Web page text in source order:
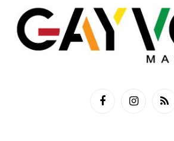
FacebookInstagramRSS